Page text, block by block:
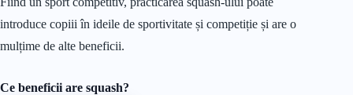
introduce copiii în ideile de sportivitate și competiție și are o
mulțime de alte beneficii.
Ce beneficii are squash?